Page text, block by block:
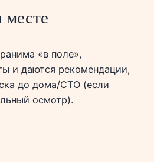
месте
«в поле»,
и даются рекомендации,
до дома/СТО (если
осмотр).